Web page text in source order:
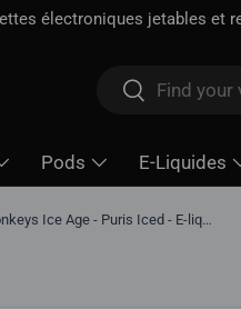
gratuite à partir de 100 $*·
Rechercher
Rechercher
Pods E-Liquides
Twelve Monkeys Ice Age - Puris Iced - E-liquide Salt Nic, 30 ml